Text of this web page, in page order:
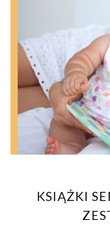
KSIĄŻKI